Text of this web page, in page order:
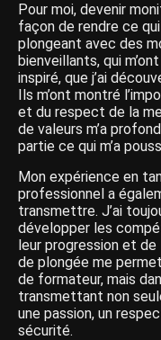
Pour moi, devenir
façon de rendre ce
plongeant avec des
bienveillants, qui
inspiré, que j’ai
Ils m’ont montré
et du respect de la
de valeurs m’a
partie ce qui m’a
Mon expérience en
professionnel a
transmettre. J’ai
développer les
leur progression et de
de plongée me
de formateur, mais
transmettant non
une passion, un
sécurité.